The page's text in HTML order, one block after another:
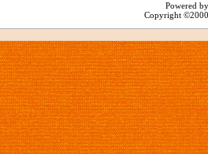
Powered
Copyright